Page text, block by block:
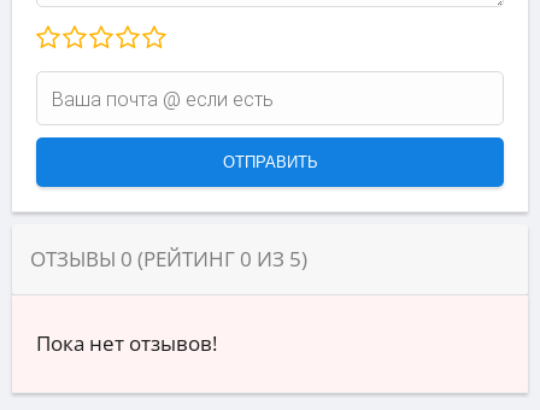
ОТЗЫВЫ 0 (РЕЙТИНГ 0 ИЗ 5)
Пока нет отзывов!